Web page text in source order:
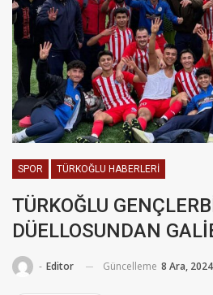
SPOR TÜRKOĞLU HABERLERI
TÜRKOĞLU
DÜELLOSUNDAN
- Editor Güncelleme 8 Ara, 2024